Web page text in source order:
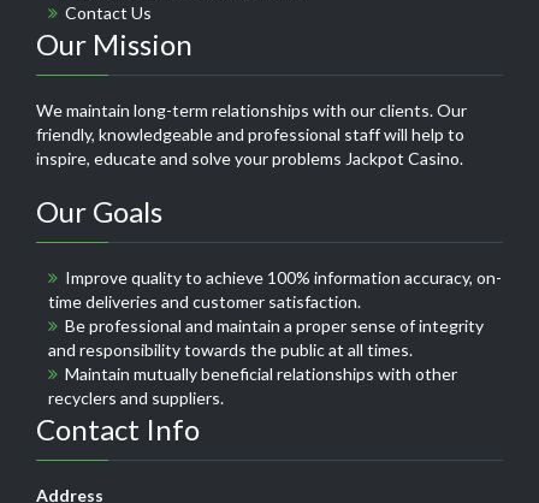
Contact Us
Our Mission
We maintain long-term relationships with our clients. Our
friendly, knowledgeable and professional staff will help to
inspire, educate and solve your problems Jackpot Casino.
Our Goals
Improve quality to achieve 100% information accuracy, on-
time deliveries and customer satisfaction.
Be professional and maintain a proper sense of integrity
and responsibility towards the public at all times.
Maintain mutually beneficial relationships with other
recyclers and suppliers.
Contact Info
Address